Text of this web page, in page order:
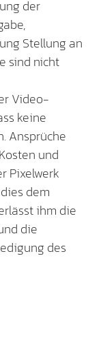
der
Stellung an
sind nicht
Video-
keine
Ansprüche
und
Pixelwerk
dem
ihm die
die
des